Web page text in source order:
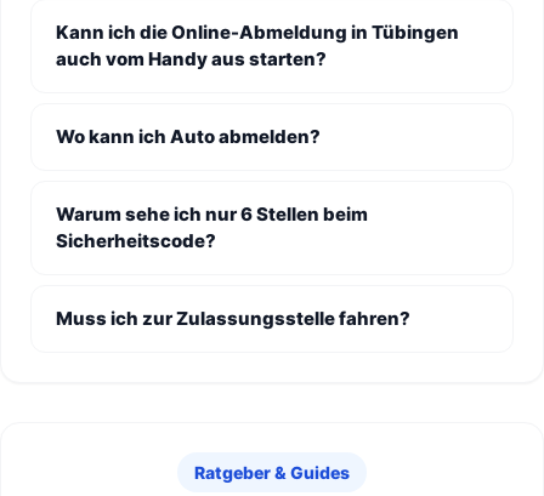
Kann ich die Online-Abmeldung in Tübingen
auch vom Handy aus starten?
Wo kann ich Auto abmelden?
Warum sehe ich nur 6 Stellen beim
Sicherheitscode?
Muss ich zur Zulassungsstelle fahren?
Ratgeber & Guides